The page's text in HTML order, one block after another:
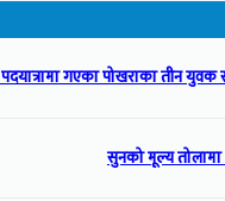
पदयात्रामा गएका पोखराका तीन युवक
सुनको मूल्य